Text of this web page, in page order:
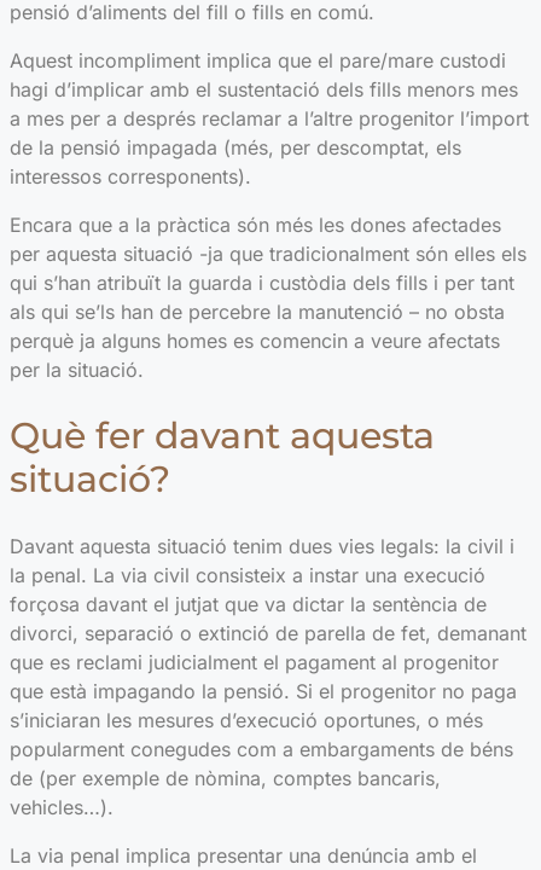
pensió d’aliments del fill o fills en comú.
Aquest incompliment implica que el pare/mare custodi
hagi d’implicar amb el sustentació dels fills menors mes
a mes per a després reclamar a l’altre progenitor l’import
de la pensió impagada (més, per descomptat, els
interessos corresponents).
Encara que a la pràctica són més les dones afectades
per aquesta situació -ja que tradicionalment són elles els
qui s’han atribuït la guarda i custòdia dels fills i per tant
als qui se’ls han de percebre la manutenció – no obsta
perquè ja alguns homes es comencin a veure afectats
per la situació.
Què fer davant aquesta
situació?
Davant aquesta situació tenim dues vies legals: la civil i
la penal. La via civil consisteix a instar una execució
forçosa davant el jutjat que va dictar la sentència de
divorci, separació o extinció de parella de fet, demanant
que es reclami judicialment el pagament al progenitor
que està impagando la pensió. Si el progenitor no paga
s’iniciaran les mesures d’execució oportunes, o més
popularment conegudes com a embargaments de béns
de (per exemple de nòmina, comptes bancaris,
vehicles…).
La via penal implica presentar una denúncia amb el